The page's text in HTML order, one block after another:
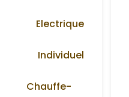
Electrique
Individuel
Chauffe-